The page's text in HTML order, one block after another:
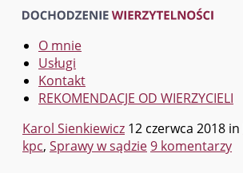
O mnie
Usługi
Kontakt
REKOMENDACJE OD WIERZYCIELI
Karol Sienkiewicz 12 czerwca 2018 in
kpc, Sprawy w sądzie9 komentarzy